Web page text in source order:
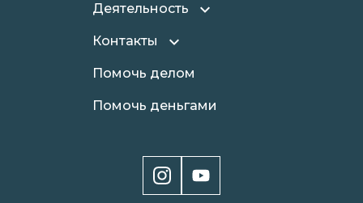
Деятельность
Контакты
Помочь делом
Помочь деньгами